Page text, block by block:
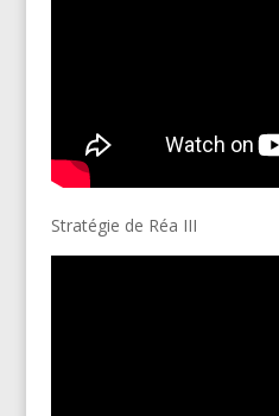
Stratégie de Réa III